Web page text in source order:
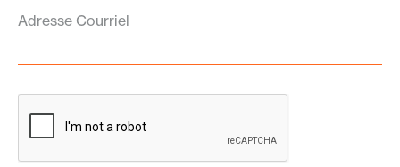
Adresse Courriel